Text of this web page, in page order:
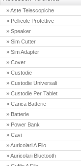
» Aste Telescopiche
» Pellicole Protettive
» Speaker
» Sim Cutter
» Sim Adapter
» Cover
» Custodie
» Custodie Universali
» Custodie Per Tablet
» Carica Batterie
» Batterie
» Power Bank
» Cavi
» Auricolari A Filo
» Auricolari Bluetooth